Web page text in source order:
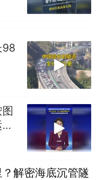
98
解密海底沉管隧